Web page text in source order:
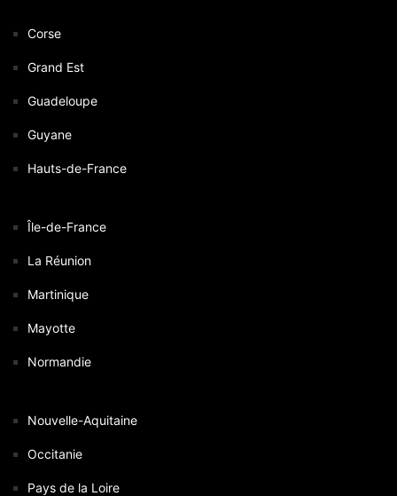
Corse
Grand Est
Guadeloupe
Guyane
Hauts-de-France
Île-de-France
La Réunion
Martinique
Mayotte
Normandie
Nouvelle-Aquitaine
Occitanie
Pays de la Loire